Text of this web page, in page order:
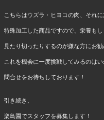
こちらはウズラ・ヒヨコの肉、それ
特殊加工した商品ですので、栄養も
見たり切ったりするのが嫌な方にお
これを機会に一度挑戦してみるのは
問合せをお待ちしております！
引き続き、
楽鳥園でスタッフを募集します！